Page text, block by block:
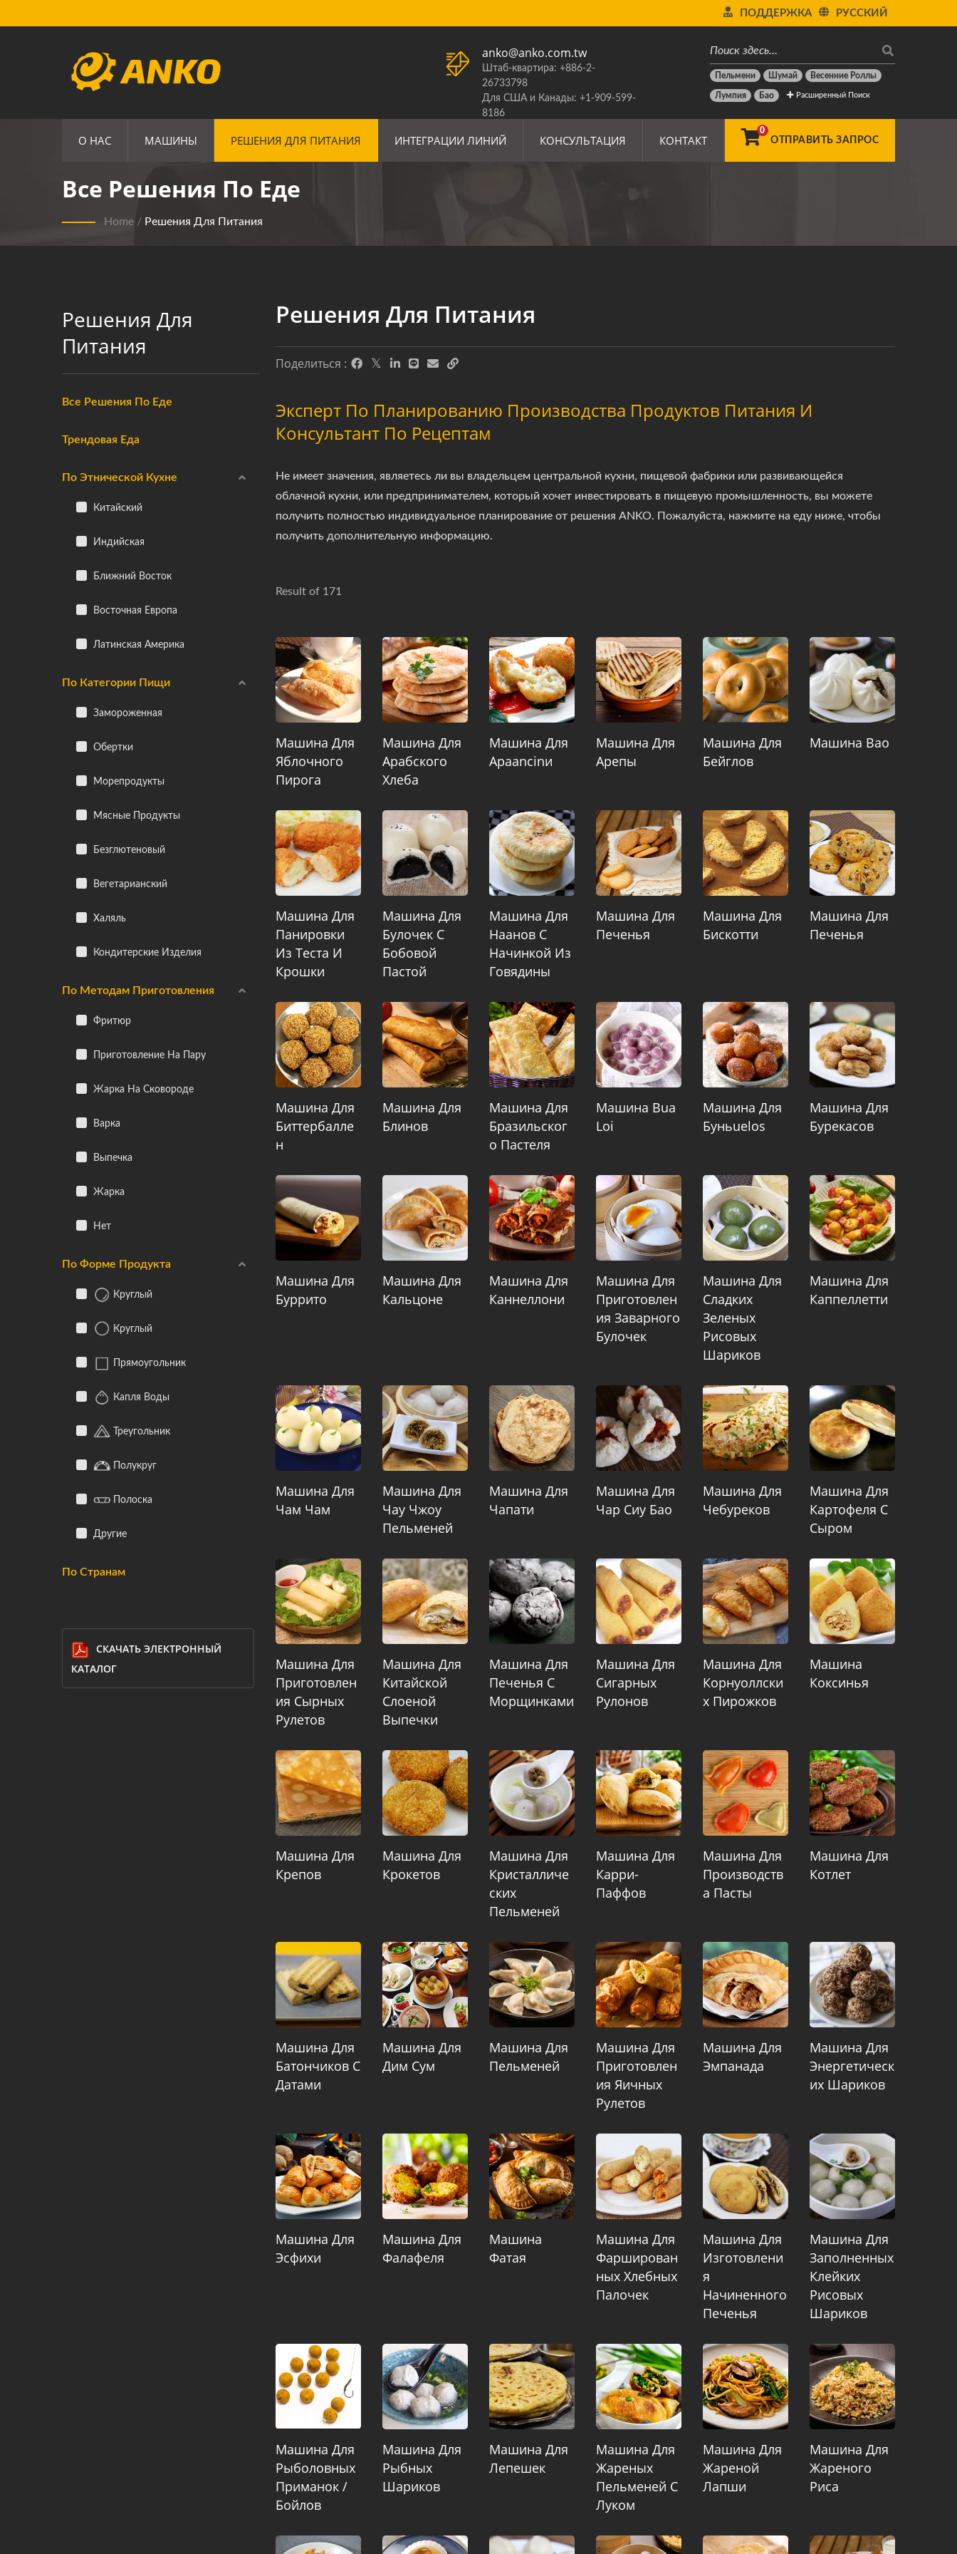
РУССКИЙ
ПОДДЕРЖКА
Пельмени Шумай Весенние Роллы
Лумпия Бао Расширенный Поиск
anko@anko.com.tw
Штаб-квартира: +886-2-
26733798
Для США и Канады: +1-909-599-
8186
О НАС МАШИНЫ РЕШЕНИЯ ДЛЯ ПИТАНИЯ ИНТЕГРАЦИИ ЛИНИЙ КОНСУЛЬТАЦИЯ КОНТАКТ
0
ОТПРАВИТЬ ЗАПРОС
Все Решения По Еде
Home / Решения Для Питания
Решения Для
Питания
Все Решения По Еде
Трендовая Еда
По Этнической Кухне
Китайский
Индийская
Ближний Восток
Восточная Европа
Латинская Америка
По Категории Пищи
Замороженная
Обертки
Морепродукты
Мясные Продукты
Безглютеновый
Вегетарианский
Халяль
Кондитерские Изделия
По Методам Приготовления
Фритюр
Приготовление На Пару
Жарка На Сковороде
Варка
Выпечка
Жарка
Нет
По Форме Продукта
Круглый
Круглый
Прямоугольник
Капля Воды
Треугольник
Полукруг
Полоска
Другие
По Странам
СКАЧАТЬ ЭЛЕКТРОННЫЙ
КАТАЛОГ
Решения Для Питания
Поделиться :
Эксперт По Планированию Производства Продуктов Питания И
Консультант По Рецептам
Не имеет значения, являетесь ли вы владельцем центральной кухни, пищевой фабрики или развивающейся
облачной кухни, или предпринимателем, который хочет инвестировать в пищевую промышленность, вы можете
получить полностью индивидуальное планирование от решения ANKO. Пожалуйста, нажмите на еду ниже, чтобы
получить дополнительную информацию.
Result of 171
Машина Для
Яблочного
Пирога
Машина Для
Арабского
Хлеба
Машина Для
Араancinи
Машина Для
Арепы
Машина Для
Бейглов
Машина Bao
Машина Для
Панировки
Из Теста И
Крошки
Машина Для
Булочек С
Бобовой
Пастой
Машина Для
Наанов С
Начинкой Из
Говядины
Машина Для
Печенья
Машина Для
Бискотти
Машина Для
Печенья
Машина Для
Биттербалле
Н
Машина Для
Блинов
Машина Для
Бразильског
О Пастеля
Машина Bua
Loi
Машина Для
Буньuelos
Машина Для
Бурекасов
Машина Для
Буррито
Машина Для
Кальцоне
Машина Для
Каннеллони
Машина Для
Приготовлен
Ия Заварного
Булочек
Машина Для
Сладких
Зеленых
Рисовых
Шариков
Машина Для
Каппеллетти
Машина Для
Чам Чам
Машина Для
Чау Чжоу
Пельменей
Машина Для
Чапати
Машина Для
Чар Сиу Бао
Машина Для
Чебуреков
Машина Для
Картофеля С
Сыром
Машина Для
Приготовлен
Ия Сырных
Рулетов
Машина Для
Китайской
Слоеной
Выпечки
Машина Для
Печенья С
Морщинками
Машина Для
Сигарных
Рулонов
Машина Для
Корнуоллски
Х Пирожков
Машина
Коксинья
Машина Для
Крепов
Машина Для
Крокетов
Машина Для
Кристалличе
Ских
Пельменей
Машина Для
Карри-
Паффов
Машина Для
Производств
А Пасты
Машина Для
Котлет
Машина Для
Батончиков С
Датами
Машина Для
Дим Сум
Машина Для
Пельменей
Машина Для
Приготовлен
Ия Яичных
Рулетов
Машина Для
Эмпанада
Машина Для
Энергетическ
Их Шариков
Машина Для
Эсфихи
Машина Для
Фалафеля
Машина
Фатая
Машина Для
Фарширован
Ных Хлебных
Палочек
Машина Для
Изготовлени
Я
Начиненного
Печенья
Машина Для
Заполненных
Клейких
Рисовых
Шариков
Машина Для
Рыболовных
Приманок /
Бойлов
Машина Для
Рыбных
Шариков
Машина Для
Лепешек
Машина Для
Жареных
Пельменей С
Луком
Машина Для
Жареной
Лапши
Машина Для
Жареного
Риса